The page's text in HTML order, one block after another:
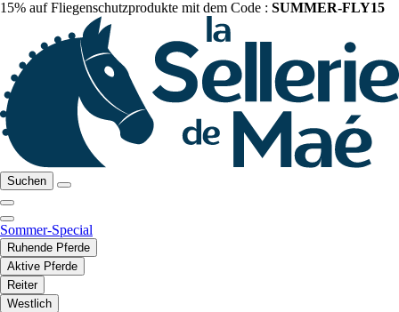
15% auf Fliegenschutzprodukte mit dem Code : SUMMER-FLY15
Suchen
Sommer-Special
Ruhende Pferde
Aktive Pferde
Reiter
Westlich